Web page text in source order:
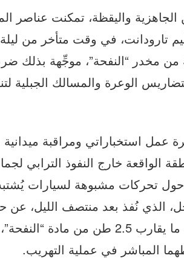
واليقظة، تمكنت عناصر
تارودانت، في وقت متأخر من ليلة
مخدر “النفحة”، موجِّهة بذلك
الوعرة والمسالك الجبلية
عمل استخباراتي ومراقبة
خارج النفوذ الترابي
حول تحركات مشبوهة لسيارات
الذي نُفذ بعد منتصف الليل، عن
سيارات كانت محملة بشحنات كبيرة، وضبط ما يقارب 2.5 طن
المباشر في عملية التهريب.